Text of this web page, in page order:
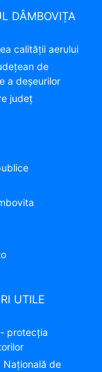
DÂMBOVIȚA
calității aerului
de
a deșeurilor
judeţ
UTILE
protecția
Națională de